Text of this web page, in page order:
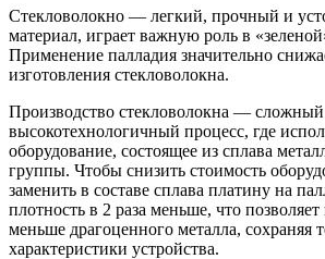
Стекловолокно — легкий, прочный и
материал, играет важную роль в
Применение палладия значительно
изготовления стекловолокна.
Производство стекловолокна — сложный
высокотехнологичный процесс, где
оборудование, состоящее из сплава
группы. Чтобы снизить стоимость
заменить в составе сплава платину на
плотность в 2 раза меньше, что позволяет
меньше драгоценного металла, сохраняя
характеристики устройства.